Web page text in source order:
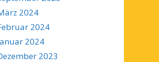
2024
2024
2024
2023